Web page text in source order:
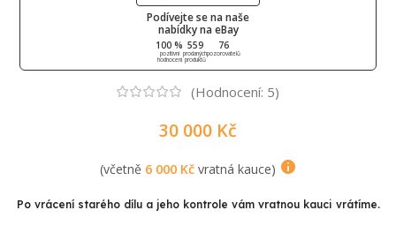
Podívejte se na naše
nabídky na eBay
100 %
pozitivní
hodnocení
559
prodaných
produktů
76
pozorovatelů
(Hodnocení: 5)
30 000 Kč
(včetně 6 000 Kčvratná kauce)
Po vrácení starého dílu a jeho kontrole vám vratnou kauci vrátíme.